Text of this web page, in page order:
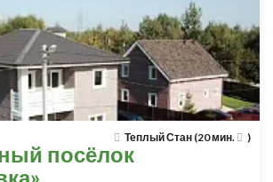
Теплый Стан (20 мин. )
посёлок